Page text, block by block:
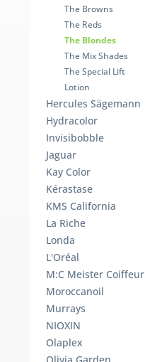
The Browns
The Reds
The Blondes
The Mix Shades
The Special Lift
Lotion
Hercules Sägemann
Hydracolor
Invisibobble
Jaguar
Kay Color
Kérastase
KMS California
La Riche
Londa
L'Oréal
M:C Meister Coiffeur
Moroccanoil
Murrays
NIOXIN
Olaplex